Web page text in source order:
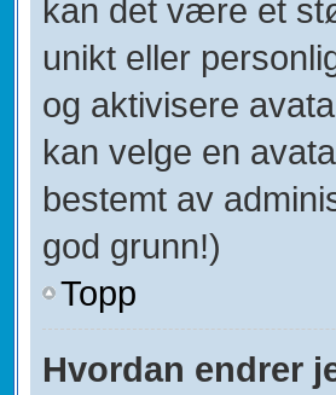
kan det være et
unikt eller
og aktivisere
kan velge en
bestemt av
god grunn!)
Topp
Hvordan endrer